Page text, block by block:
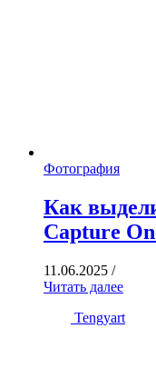
Фотография
Как
Capture
11.06.2025 /
Читать далее
Tengyart